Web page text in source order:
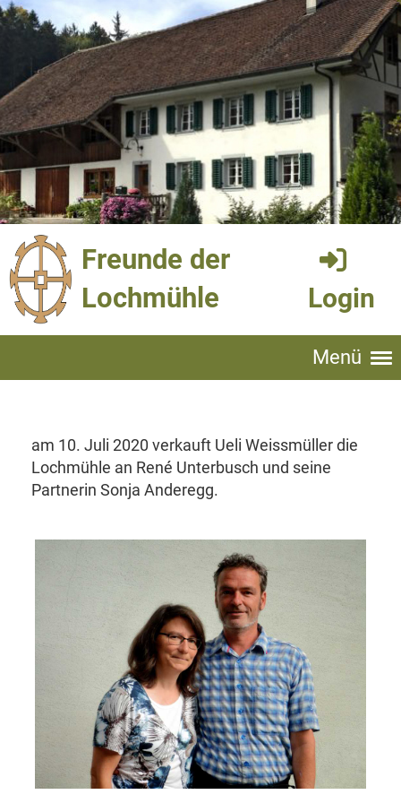
Freunde der
Lochmühle
Login
Menü
am 10. Juli 2020 verkauft Ueli Weissmüller die
Lochmühle an René Unterbusch und seine
Partnerin Sonja Anderegg.